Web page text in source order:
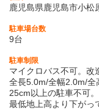
鹿児島県鹿児島市小松
駐車場台数
9台
駐車制限
マイクロバス不可。改
全長5.0m/全幅2.0m/
25cm以上の駐車不可。
最低地上高より下がっ